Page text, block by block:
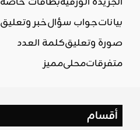
بياناتجواب سؤالخبر وتعليق
صورة وتعليقكلمة العدد
متفرقاتمحليمميز
أقسام